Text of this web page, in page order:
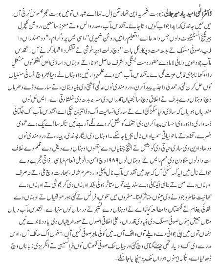
ڈاکٹر الٰہی امیدیار میر جلالی: بوہت شکریہ ڈین تھارنٹن ڈِل۔ تہاڈے شبداں تو میں بوہت عجز محسوس کرنی آں،
میں نئیں جاندی کہ ایدا جواب کویں دتا جاۓ۔ تقدس مآب، صدر والس لو تے معزز سامعین، روشن کلچرل
ہیریٹیج انسٹیٹیوٹ ولوں جس دا مدعا اے "تعلیم راہیں روشن ضمیری"، اسی ایس پروگرام، "دو سمندراں دا
ملاپ، صوفی مسلک تے بدھ مت وچکار گل بات" وچ رلت اوپر خوشی تے تشکر دا اظہار کرنے آں۔ تقدس
مآب چودھویں دلائی لاما دے حضور دست بستگی دا شرف حاصل ہونا، تے اوہناں دا ساڈی ایس گفتگو نوں مشعلِ
راہ وکھانا بڑی قابل عزت گل اے۔ تقدس مآب امن دے علمبردار نیں؛ اوہناں نے دنیا بھر وچ انسانی مسٔلیاں
نوں حل کرن لئی رحمدلی دا جذبہ پیدا کرن، درد مندی نوں عالمی آشتی دی بنیاد بنان، تے سارے وڈے دھرماں
وچ اوہناں دے ہدف تے اخلاق وچ سانجھیاں قدراں دی سدھ بدھ دی شکشا دتی اے۔ ایس گل نوں
مندیاں ہویاں کہ ساڈی دنیا سکڑ گئی اے تے ساری انسانیت اک وڈا ٹبّر بن چکی اے، تقدس مآب اک جگتائی
ذمہ واری دا ہور وی احساس پیدا کرن دی انتھک کوشش کردے لگے آ رہے نیں تا کہ ساڈے یُگ دے عمومی
خطرے، تحفط تے ماحولیاتی سمسیاواں نال نبڑیا جا سکے۔ اوہناں دی ایثار پسندی، پیار، تے درد مندی نوں
ودھاوا دین دی ساری حیاتی دی کوشش تے اچیچ چینیاں دے ہتھوں اوہناں دے دیش دے ظلم دے خلاف
ات واد نوں مُکاون دی مہم، ایس تے اوہناں نوں ۱۹۸۹ وچ امن دا نوبل انعام ملیا سی۔ ذاتی تجربے دے
حوالے نال میں ایہ کہہ سکنی آں کہ جد میں تقدس مآب نال پہلی وار دھرم شالہ، بھارت وچ ملی، تے نہ صرف
اوہناں دے امن تے عالمی ایکتائی دے سندیسے توں متاثر ہوئی بلکہ اوہناں دی گرمجوشی تے اوہناں دے
طمانیت خاطر وجود نے وی مینوں متاثر کیتا۔ مغروں میں تلوس، فرانس تے کئی ہور موقعیاں تے اوہناں دے
القائی پیغام تے لکھتاں دا مطالعہ کیتا اے تے اوہناں دے لیکچر تے درساں نوں سنیا اے۔ تقدس مآب دیاں
متاں ہمیش مینوں صوفی مسلک دی بنیادی قدراں، اعلیٰ اخلاقی اصول تے طور طریقیاں دی یاد دلاندے نیں
جنہاں توں میں اپنی جوانی دے ویلے توں واقف آں۔ میں کوئی ماہر صوفی نئیں آں، سغوں اک سالک آں، اوس
مدرسے دی اک ودیارتھی جیہنے گمنامی وچ کئی ورہیاں تک صوفی لکھتاں نوں فرانسیسی تے انگریزی زباناں وچ
ڈھالیا اے، تا کہ ایہنوں ہوراں تک پوہنچایا جا سکے۔